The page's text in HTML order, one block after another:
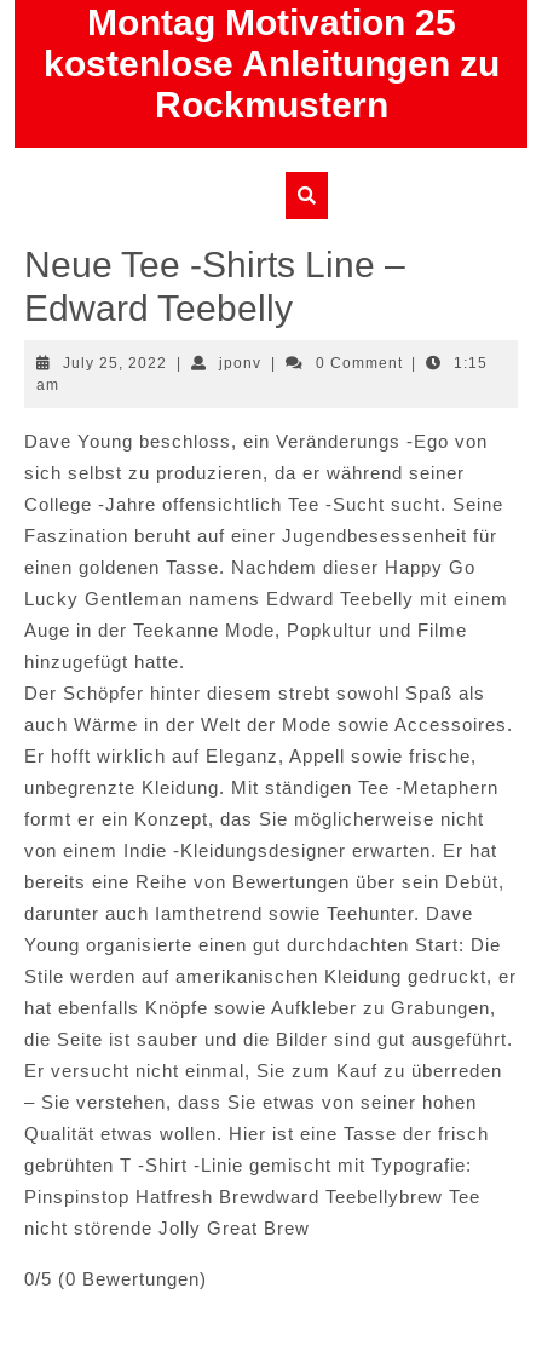
content
Montag Motivation 25
kostenlose Anleitungen zu
Rockmustern
Neue Tee -Shirts Line –
Edward Teebelly
July 25, 2022 July
jponvjponv 0 Comment
1:15
am
Dave Young beschloss, ein Veränderungs -Ego von
sich selbst zu produzieren, da er während seiner
College -Jahre offensichtlich Tee -Sucht sucht. Seine
Faszination beruht auf einer Jugendbesessenheit für
einen goldenen Tasse. Nachdem dieser Happy Go
Lucky Gentleman namens Edward Teebelly mit einem
Auge in der Teekanne Mode, Popkultur und Filme
hinzugefügt hatte.
Der Schöpfer hinter diesem strebt sowohl Spaß als
auch Wärme in der Welt der Mode sowie Accessoires.
Er hofft wirklich auf Eleganz, Appell sowie frische,
unbegrenzte Kleidung. Mit ständigen Tee -Metaphern
formt er ein Konzept, das Sie möglicherweise nicht
von einem Indie -Kleidungsdesigner erwarten. Er hat
bereits eine Reihe von Bewertungen über sein Debüt,
darunter auch Iamthetrend sowie Teehunter. Dave
Young organisierte einen gut durchdachten Start: Die
Stile werden auf amerikanischen Kleidung gedruckt, er
hat ebenfalls Knöpfe sowie Aufkleber zu Grabungen,
die Seite ist sauber und die Bilder sind gut ausgeführt.
Er versucht nicht einmal, Sie zum Kauf zu überreden
– Sie verstehen, dass Sie etwas von seiner hohen
Qualität etwas wollen. Hier ist eine Tasse der frisch
gebrühten T -Shirt -Linie gemischt mit Typografie:
Pinspinstop Hatfresh Brewdward Teebellybrew Tee
nicht störende Jolly Great Brew
0/5 (0 Bewertungen)